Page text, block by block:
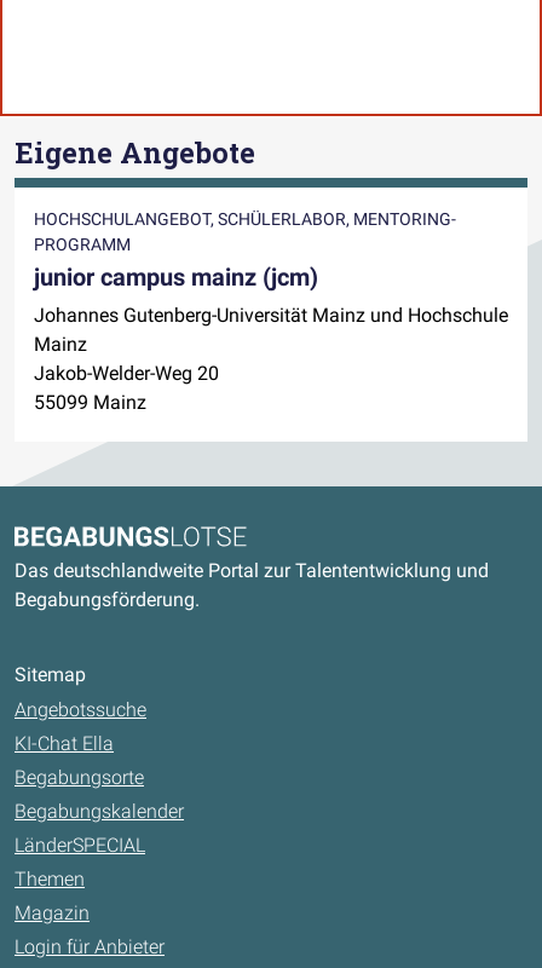
Eigene Angebote
HOCHSCHULANGEBOT, SCHÜLERLABOR, MENTORING-
PROGRAMM
junior campus mainz (jcm)
Johannes Gutenberg-Universität Mainz und Hochschule
Mainz
Jakob-Welder-Weg 20
55099 Mainz
Begabungslotse
Das deutschlandweite Portal zur Talententwicklung und
Begabungsförderung.
Sitemap
Angebotssuche
KI-Chat Ella
Begabungsorte
Begabungskalender
LänderSPECIAL
Themen
Magazin
Login für Anbieter